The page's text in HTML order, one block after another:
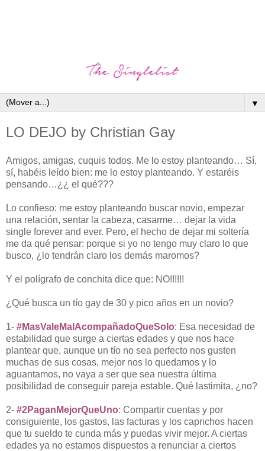
▼
LO DEJO by Christian Gay
Amigos, amigas, cuquis todos. Me lo estoy planteando… Sí,
sí, habéis leído bien: me lo estoy planteando. Y estaréis
pensando…¿¿ el qué???
Lo confieso: me estoy planteando buscar novio, empezar
una relación, sentar la cabeza, casarme… dejar la vida
single forever and ever. Pero, el hecho de dejar mi soltería
me da qué pensar: porque si yo no tengo muy claro lo que
busco, ¿lo tendrán claro los demás maromos?
Y el polígrafo de conchita dice que: NO!!!!!!
¿Qué busca un tío gay de 30 y pico años en un novio?
1- #MasValeMalAcompañadoQueSolo: Esa necesidad de
estabilidad que surge a ciertas edades y que nos hace
plantear que, aunque un tío no sea perfecto nos gusten
muchas de sus cosas, mejor nos lo quedamos y lo
aguantamos, no vaya a ser que sea nuestra última
posibilidad de conseguir pareja estable. Qué lastimita, ¿no?
2- #2PaganMejorQueUno: Compartir cuentas y por
consiguiente, los gastos, las facturas y los caprichos hacen
que tu sueldo te cunda más y puedas vivir mejor. A ciertas
edades ya no estamos dispuestos a renunciar a ciertos